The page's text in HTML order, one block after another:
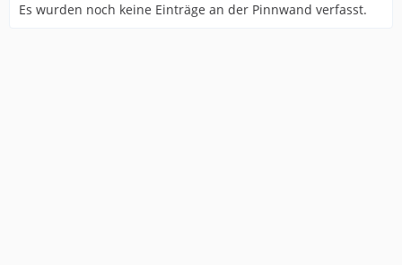
Es wurden noch keine Einträge an der Pinnwand verfasst.